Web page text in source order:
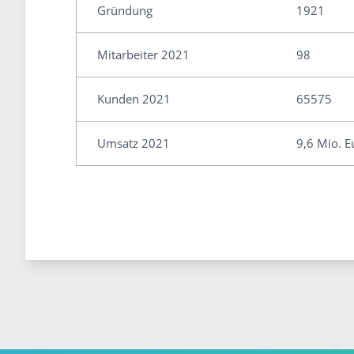
Gründung 1921
Mitarbeiter 2021 98
Kunden 2021 65575
Umsatz 2021 9,6 Mio.